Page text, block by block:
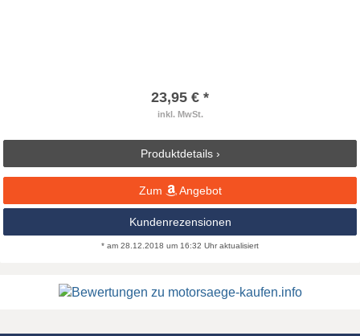
23,95 € *
inkl. MwSt.
Produktdetails ›
Zum Angebot
Kundenrezensionen
* am 28.12.2018 um 16:32 Uhr aktualisiert